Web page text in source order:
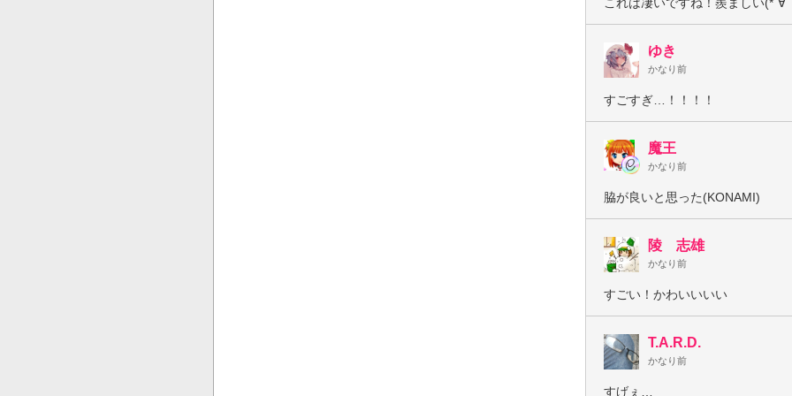
ゆき
かなり前
すごすぎ…！！！！
魔王
かなり前
脇が良いと思った(KONAMI)
陵 志雄
かなり前
すごい！かわいいいい
T.A.R.D.
かなり前
すげぇ…